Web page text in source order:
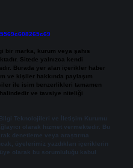
bir marka, kurum veya şahıs
Sitede yalnızca kendi
Burada yer alan içerikler haber
ve kişiler hakkında paylaşım
ile isim benzerlikleri tamamen
ve tavsiye niteliği
Teknolojileri ve İletişim Kurumu
olarak hizmet vermektedir. Bu
denetleme veya araştırma
üyelerimiz yazdıkları içeriklerin
olarak bu sorumluluğu kabul